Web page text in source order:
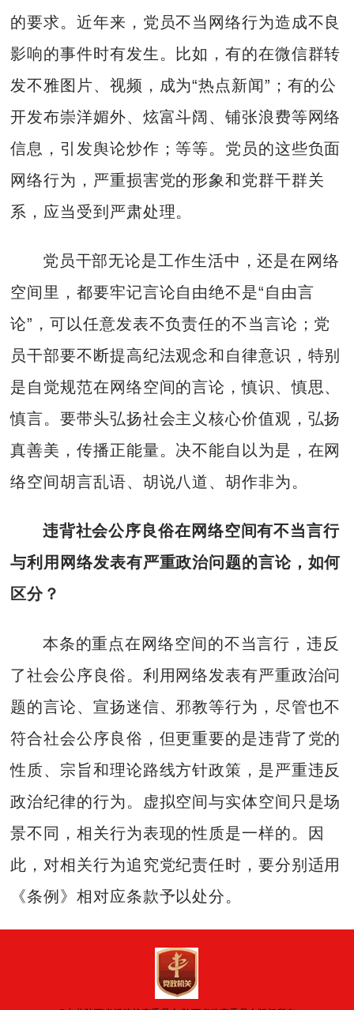
的要求。近年来，党员不当网络行为造成不良
影响的事件时有发生。比如，有的在微信群转
发不雅图片、视频，成为“热点新闻”；有的公
开发布崇洋媚外、炫富斗阔、铺张浪费等网络
信息，引发舆论炒作；等等。党员的这些负面
网络行为，严重损害党的形象和党群干群关
系，应当受到严肃处理。
党员干部无论是工作生活中，还是在网络
空间里，都要牢记言论自由绝不是“自由言
论”，可以任意发表不负责任的不当言论；党
员干部要不断提高纪法观念和自律意识，特别
是自觉规范在网络空间的言论，慎识、慎思、
慎言。要带头弘扬社会主义核心价值观，弘扬
真善美，传播正能量。决不能自以为是，在网
络空间胡言乱语、胡说八道、胡作非为。
违背社会公序良俗在网络空间有不当言行
与利用网络发表有严重政治问题的言论，如何
区分？
本条的重点在网络空间的不当言行，违反
了社会公序良俗。利用网络发表有严重政治问
题的言论、宣扬迷信、邪教等行为，尽管也不
符合社会公序良俗，但更重要的是违背了党的
性质、宗旨和理论路线方针政策，是严重违反
政治纪律的行为。虚拟空间与实体空间只是场
景不同，相关行为表现的性质是一样的。因
此，对相关行为追究党纪责任时，要分别适用
《条例》相对应条款予以处分。